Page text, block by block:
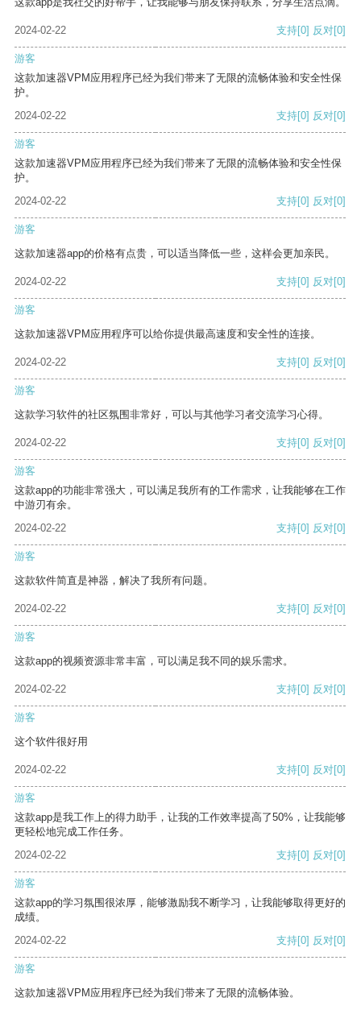
2024-02-22 支持[0] 反对[0]
游客
这款加速器VPM应用程序已经为我们带来了无限的流畅体验和安全性保
护。
2024-02-22
支持[0] 反对[0]
游客
这款加速器VPM应用程序已经为我们带来了无限的流畅体验和安全性保
护。
2024-02-22
支持[0] 反对[0]
游客
这款加速器app的价格有点贵，可以适当降低一些，这样会更加亲民。
2024-02-22 支持[0] 反对[0]
游客
这款加速器VPM应用程序可以给你提供最高速度和安全性的连接。
2024-02-22 支持[0] 反对[0]
游客
这款学习软件的社区氛围非常好，可以与其他学习者交流学习心得。
2024-02-22 支持[0] 反对[0]
游客
这款app的功能非常强大，可以满足我所有的工作需求，让我能够在工作
中游刃有余。
2024-02-22
支持[0] 反对[0]
游客
这款软件简直是神器，解决了我所有问题。
2024-02-22 支持[0] 反对[0]
游客
这款app的视频资源非常丰富，可以满足我不同的娱乐需求。
2024-02-22 支持[0] 反对[0]
游客
这个软件很好用
2024-02-22 支持[0] 反对[0]
游客
这款app是我工作上的得力助手，让我的工作效率提高了50%，让我能够
更轻松地完成工作任务。
2024-02-22
支持[0] 反对[0]
游客
这款app的学习氛围很浓厚，能够激励我不断学习，让我能够取得更好的
成绩。
2024-02-22
支持[0] 反对[0]
游客
这款加速器VPM应用程序已经为我们带来了无限的流畅体验。